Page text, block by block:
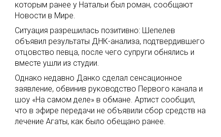
которым ранее у Натальи был роман, сообщают
Новости в Мире.
Ситуация разрешилась позитивно: Шепелев
объявил результаты ДНК-анализа, подтвердившего
отцовство певца, после чего супруги обнялись и
вместе ушли из студии.
Однако недавно Данко сделал сенсационное
заявление, обвинив руководство Первого канала и
шоу «На самом деле» в обмане. Артист сообщил,
что в эфире передачи не объявили сбор средств на
лечение Агаты, как было обещано ранее.